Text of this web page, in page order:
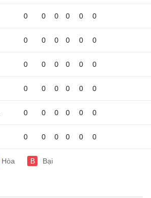
0 0 0 0 0 0
0 0 0 0 0 0
0 0 0 0 0 0
0 0 0 0 0 0
0 0 0 0 0 0
0 0 0 0 0 0
Hòa B Bại